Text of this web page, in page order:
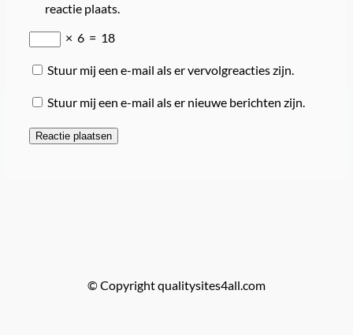
reactie plaats.
× 6 = 18
Stuur mij een e-mail als er vervolgreacties zijn.
Stuur mij een e-mail als er nieuwe berichten zijn.
© Copyright qualitysites4all.com